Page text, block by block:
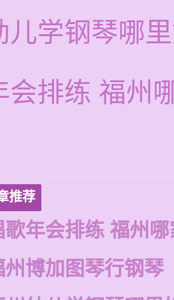
儿学钢琴哪
会排练 福州
推荐
歌年会排练 福州
州博加图琴行钢琴